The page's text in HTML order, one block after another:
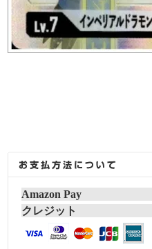
Amazon Pay
クレジット